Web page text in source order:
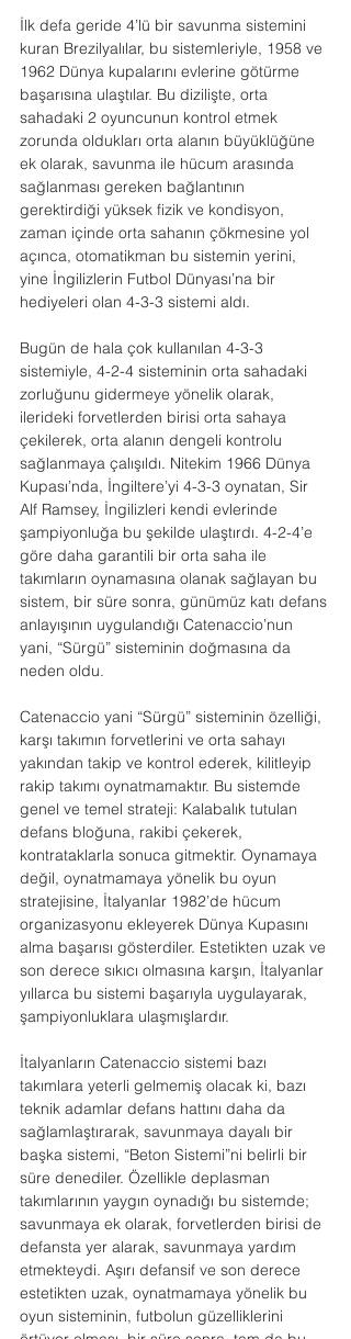
İlk defa geride 4’lü bir savunma sistemini
kuran Brezilyalılar, bu sistemleriyle, 1958 ve
1962 Dünya kupalarını evlerine götürme
başarısına ulaştılar. Bu dizilişte, orta
sahadaki 2 oyuncunun kontrol etmek
zorunda oldukları orta alanın büyüklüğüne
ek olarak, savunma ile hücum arasında
sağlanması gereken bağlantının
gerektirdiği yüksek fizik ve kondisyon,
zaman içinde orta sahanın çökmesine yol
açınca, otomatikman bu sistemin yerini,
yine İngilizlerin Futbol Dünyası’na bir
hediyeleri olan 4-3-3 sistemi aldı.
Bugün de hala çok kullanılan 4-3-3
sistemiyle, 4-2-4 sisteminin orta sahadaki
zorluğunu gidermeye yönelik olarak,
ilerideki forvetlerden birisi orta sahaya
çekilerek, orta alanın dengeli kontrolu
sağlanmaya çalışıldı. Nitekim 1966 Dünya
Kupası’nda, İngiltere’yi 4-3-3 oynatan, Sir
Alf Ramsey, İngilizleri kendi evlerinde
şampiyonluğa bu şekilde ulaştırdı. 4-2-4’e
göre daha garantili bir orta saha ile
takımların oynamasına olanak sağlayan bu
sistem, bir süre sonra, günümüz katı defans
anlayışının uygulandığı Catenaccio’nun
yani, “Sürgü” sisteminin doğmasına da
neden oldu.
Catenaccio yani “Sürgü” sisteminin özelliği,
karşı takımın forvetlerini ve orta sahayı
yakından takip ve kontrol ederek, kilitleyip
rakip takımı oynatmamaktır. Bu sistemde
genel ve temel strateji: Kalabalık tutulan
defans bloğuna, rakibi çekerek,
kontrataklarla sonuca gitmektir. Oynamaya
değil, oynatmamaya yönelik bu oyun
stratejisine, İtalyanlar 1982’de hücum
organizasyonu ekleyerek Dünya Kupasını
alma başarısı gösterdiler. Estetikten uzak ve
son derece sıkıcı olmasına karşın, İtalyanlar
yıllarca bu sistemi başarıyla uygulayarak,
şampiyonluklara ulaşmışlardır.
İtalyanların Catenaccio sistemi bazı
takımlara yeterli gelmemiş olacak ki, bazı
teknik adamlar defans hattını daha da
sağlamlaştırarak, savunmaya dayalı bir
başka sistemi, “Beton Sistemi”ni belirli bir
süre denediler. Özellikle deplasman
takımlarının yaygın oynadığı bu sistemde;
savunmaya ek olarak, forvetlerden birisi de
defansta yer alarak, savunmaya yardım
etmekteydi. Aşırı defansif ve son derece
estetikten uzak, oynatmamaya yönelik bu
oyun sisteminin, futbolun güzelliklerini